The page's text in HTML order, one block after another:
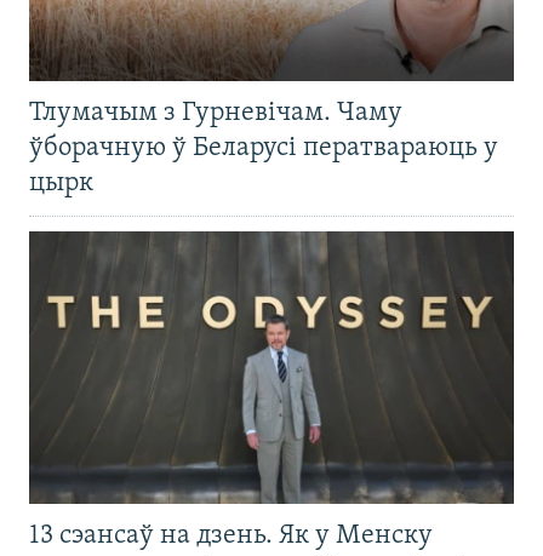
Тлумачым з Гурневічам. Чаму
ўборачную ў Беларусі ператвараюць у
цырк
13 сэансаў на дзень. Як у Менску